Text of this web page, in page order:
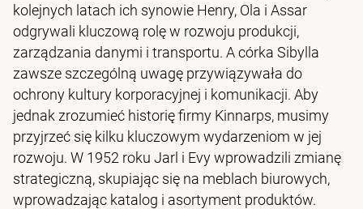
kolejnych latach ich synowie Henry, Ola i Assar
odgrywali kluczową rolę w rozwoju produkcji,
zarządzania danymi i transportu. A córka Sibylla
zawsze szczególną uwagę przywiązywała do
ochrony kultury korporacyjnej i komunikacji. Aby
jednak zrozumieć historię firmy Kinnarps, musimy
przyjrzeć się kilku kluczowym wydarzeniom w jej
rozwoju. W 1952 roku Jarl i Evy wprowadzili zmianę
strategiczną, skupiając się na meblach biurowych,
wprowadzając katalog i asortyment produktów.